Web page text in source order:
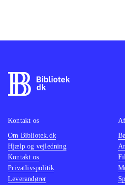
Kontakt os
Om Bibliotek.dk
Hjælp og vejledning
Kontakt os
Privatlivspolitik
Leverandører